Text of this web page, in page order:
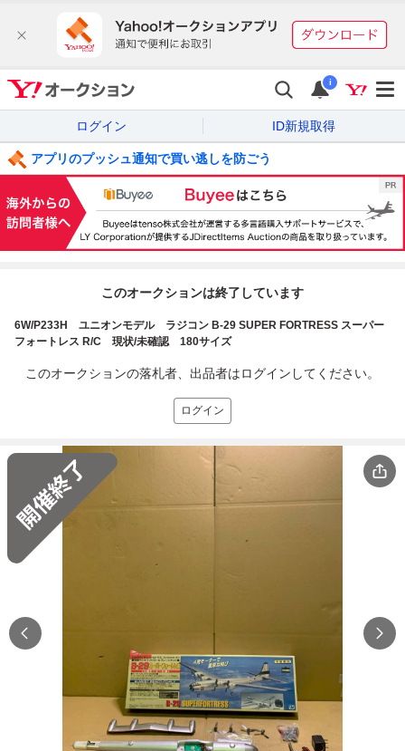
i
ログイン ID新規取得
アプリのプッシュ通知で買い逃しを防ごう
このオークションは終了しています
6W/P233H ユニオンモデル ラジコン B-29 SUPER FORTRESS スーパー
フォートレス R/C 現状/未確認 180サイズ
このオークションの落札者、出品者はログインしてください。
ログイン